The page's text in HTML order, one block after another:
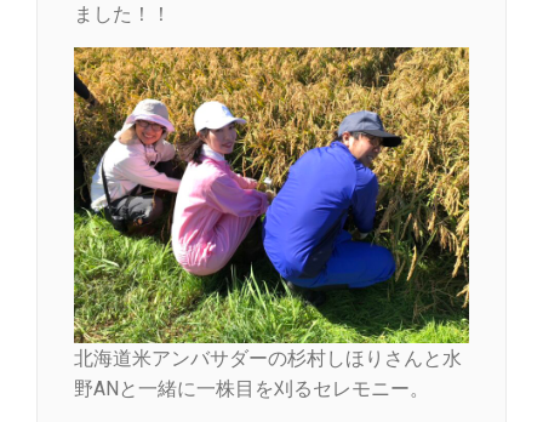
ました！！
北海道米アンバサダーの杉村しほりさんと水
野ANと一緒に一株目を刈るセレモニー。